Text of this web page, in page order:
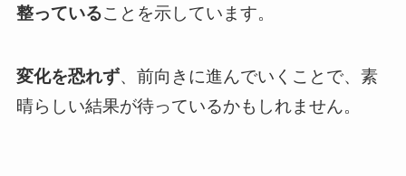
整っていることを示しています。
変化を恐れず、前向きに進んでいくことで、素
晴らしい結果が待っているかもしれません。